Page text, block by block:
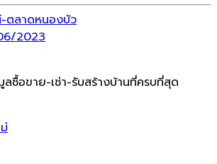
ตลาดหนองบัว
2023
ลซื้อขาย-เช่า-รับสร้างบ้านที่ครบที่สุด